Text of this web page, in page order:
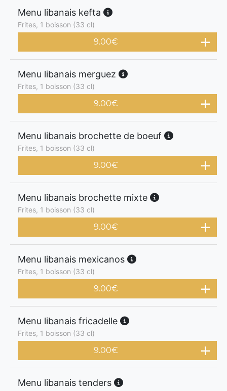
Menu libanais kefta
Frites, 1 boisson (33 cl)
9.00€
Menu libanais merguez
Frites, 1 boisson (33 cl)
9.00€
Menu libanais brochette de boeuf
Frites, 1 boisson (33 cl)
9.00€
Menu libanais brochette mixte
Frites, 1 boisson (33 cl)
9.00€
Menu libanais mexicanos
Frites, 1 boisson (33 cl)
9.00€
Menu libanais fricadelle
Frites, 1 boisson (33 cl)
9.00€
Menu libanais tenders